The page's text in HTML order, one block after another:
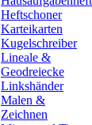
Heftschoner
Karteikarten
Kugelschreiber
Lineale &
Geodreiecke
Linkshänder
Malen &
Zeichnen